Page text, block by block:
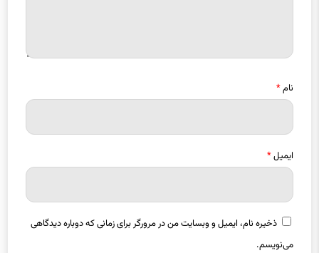
نام*
ایمیل*
ذخیره نام، ایمیل و وبسایت من در مرورگر برای زمانی که دوباره دیدگاهی
می‌نویسم.